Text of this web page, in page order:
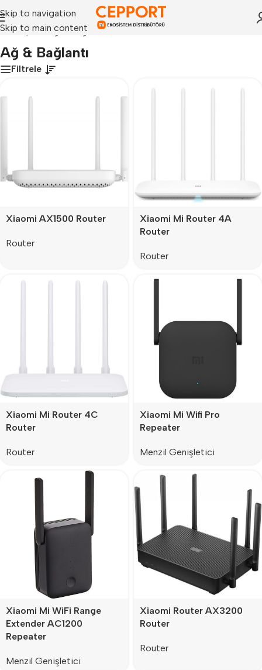
Skip to navigation
Skip to main content
Anasayfa»Ağ & Bağlantı
Ağ & Bağlantı
Filtrele
Xiaomi AX1500 Router
Router
Xiaomi Mi Router 4A
Router
Router
Xiaomi Mi Router 4C
Router
Router
Xiaomi Mi Wifi Pro
Repeater
Menzil Genişletici
Xiaomi Mi WiFi Range
Extender AC1200
Repeater
Menzil Genişletici
Xiaomi Router AX3200
Router
Router